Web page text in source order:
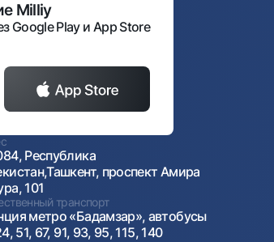
Milliy
Google Play и App Store
Республика
проспект Амира
101
транспорт
метро «Бадамзар», автобусы
51, 67, 91, 93, 95, 115, 140